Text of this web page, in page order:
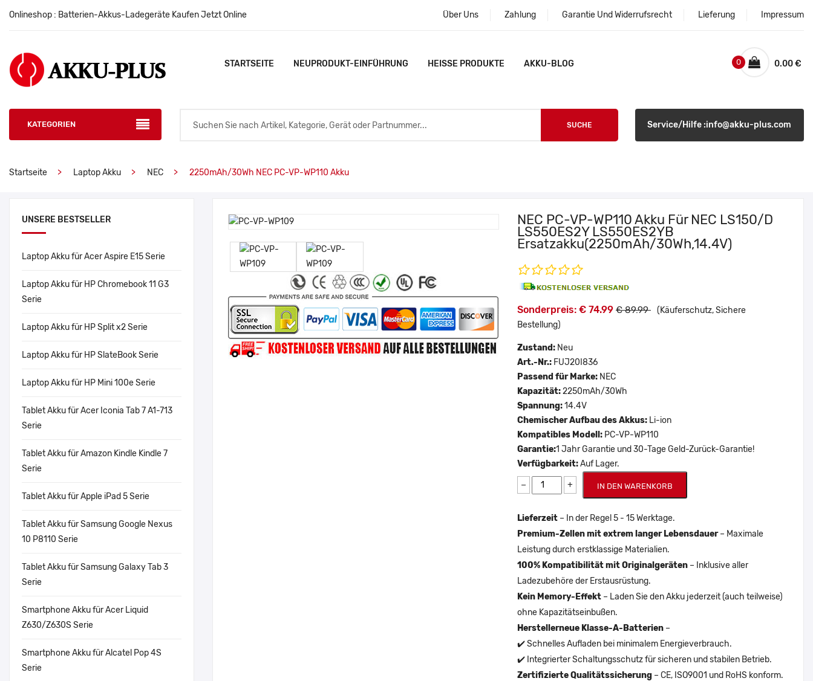
Onlineshop : Batterien-Akkus-Ladegeräte Kaufen Jetzt Online Über Uns Zahlung Garantie Und Widerrufsrecht Lieferung Impressum
STARTSEITE NEUPRODUKT-EINFÜHRUNG HEISSE PRODUKTE AKKU-BLOG 0.00 €
0
KATEGORIEN SUCHE Service/Hilfe :info@akku-plus.com
Startseite Laptop Akku NEC 2250mAh/30Wh NEC PC-VP-WP110 Akku
UNSERE BESTSELLER
Laptop Akku für Acer Aspire E15 Serie
Laptop Akku für HP Chromebook 11 G3
Serie
Laptop Akku für HP Split x2 Serie
Laptop Akku für HP SlateBook Serie
Laptop Akku für HP Mini 100e Serie
Tablet Akku für Acer Iconia Tab 7 A1-713
Serie
Tablet Akku für Amazon Kindle Kindle 7
Serie
Tablet Akku für Apple iPad 5 Serie
Tablet Akku für Samsung Google Nexus
10 P8110 Serie
Tablet Akku für Samsung Galaxy Tab 3
Serie
Smartphone Akku für Acer Liquid
Z630/Z630S Serie
Smartphone Akku für Alcatel Pop 4S
Serie
NEC PC-VP-WP110 Akku Für NEC LS150/D
LS550ES2Y LS550ES2YB
Ersatzakku(2250mAh/30Wh,14.4V)
Sonderpreis: € 74.99 € 89.99 (Käuferschutz, Sichere
Bestellung)
Zustand: Neu
Art.-Nr.: FUJ20I836
Passend für Marke: NEC
Kapazität:2250mAh/30Wh
Spannung:14.4V
Chemischer Aufbau des Akkus: Li-ion
Kompatibles Modell: PC-VP-WP110
Garantie:1 Jahr Garantie und 30-Tage Geld-Zurück-Garantie!
Verfügbarkeit:Auf Lager.
− + IN DEN WARENKORB
Lieferzeit – In der Regel 5 - 15 Werktage.
Premium-Zellen mit extrem langer Lebensdauer– Maximale
Leistung durch erstklassige Materialien.
100% Kompatibilität mit Originalgeräten – Inklusive aller
Ladezubehöre der Erstausrüstung.
Kein Memory-Effekt – Laden Sie den Akku jederzeit (auch teilweise)
ohne Kapazitätseinbußen.
Herstellerneue Klasse-A-Batterien –
✔️ Schnelles Aufladen bei minimalem Energieverbrauch.
✔️ Integrierter Schaltungsschutz für sicheren und stabilen Betrieb.
Zertifizierte Qualitätssicherung – CE, ISO9001 und RoHS konform.